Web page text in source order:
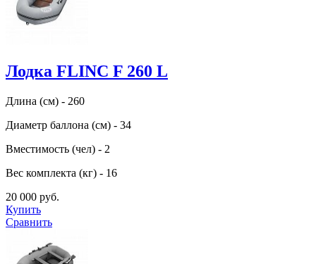
Лодка FLINC F 260 L
Длина (см) - 260
Диаметр баллона (см) - 34
Вместимость (чел) - 2
Вес комплекта (кг) - 16
20 000 руб.
Купить
Сравнить